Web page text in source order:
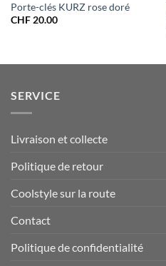
Porte-clés KURZ rose doré
CHF20.00
SERVICE
Livraison et collecte
Politique de retour
Coolstyle sur la route
Contact
Politique de confidentialité